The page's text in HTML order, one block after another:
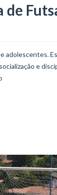
de
adolescentes.
e